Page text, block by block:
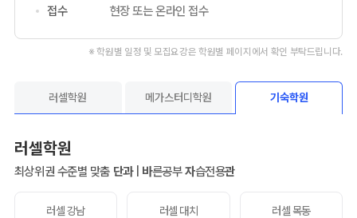
접수
현장 또는 온라인 접수
※ 학원별 일정 및 모집요강은 학원별 페이지에서 확인 부탁드립니다.
러셀학원 메가스터디학원 기숙학원
러셀학원
최상위권 수준별 맞춤 단과| 바른공부자습전용관
러셀 강남 러셀 대치 러셀 목동